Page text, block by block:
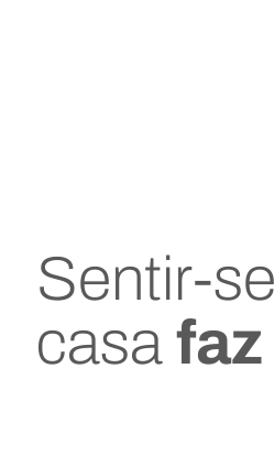
Sentir-
casa